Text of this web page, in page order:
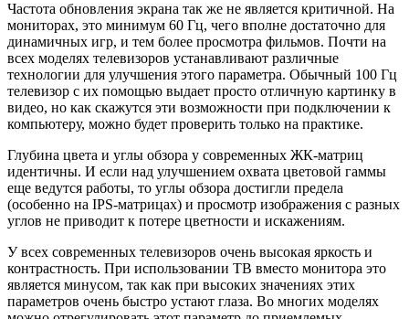
Частота обновления экрана так же не является критичной. На
мониторах, это минимум 60 Гц, чего вполне достаточно для
динамичных игр, и тем более просмотра фильмов. Почти на
всех моделях телевизоров устанавливают различные
технологии для улучшения этого параметра. Обычный 100 Гц
телевизор с их помощью выдает просто отличную картинку в
видео, но как скажутся эти возможности при подключении к
компьютеру, можно будет проверить только на практике.
Глубина цвета и углы обзора у современных ЖК-матриц
идентичны. И если над улучшением охвата цветовой гаммы
еще ведутся работы, то углы обзора достигли предела
(особенно на IPS-матрицах) и просмотр изображения с разных
углов не приводит к потере цветности и искажениям.
У всех современных телевизоров очень высокая яркость и
контрастность. При использовании ТВ вместо монитора это
является минусом, так как при высоких значениях этих
параметров очень быстро устают глаза. Во многих моделях